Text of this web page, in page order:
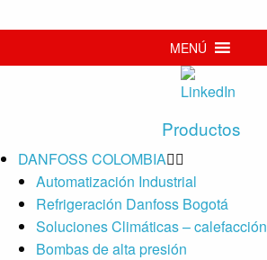
MENÚ
Productos
DANFOSS COLOMBIA
Automatización Industrial
Refrigeración Danfoss Bogotá
Soluciones Climáticas – calefacción
Bombas de alta presión